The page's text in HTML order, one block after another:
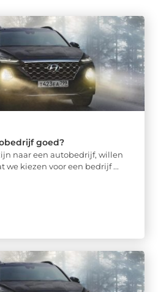
goed?
naar een autobedrijf, willen
we kiezen voor een bedrijf ...